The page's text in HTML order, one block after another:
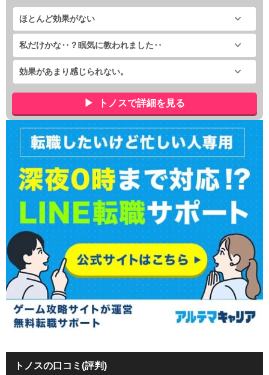
ほとんど効果がない
私だけかな‥？眠気に教われました‥
効果があまり感じられない。
トノスで詳細を見る
トノスの口コミ(評判)